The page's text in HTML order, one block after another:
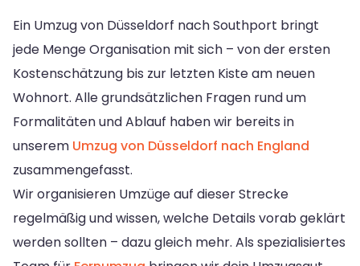
Ein Umzug von Düsseldorf nach Southport bringt
jede Menge Organisation mit sich – von der ersten
Kostenschätzung bis zur letzten Kiste am neuen
Wohnort. Alle grundsätzlichen Fragen rund um
Formalitäten und Ablauf haben wir bereits in
unserem Umzug von Düsseldorf nach England
zusammengefasst.
Wir organisieren Umzüge auf dieser Strecke
regelmäßig und wissen, welche Details vorab geklärt
werden sollten – dazu gleich mehr. Als spezialisiertes